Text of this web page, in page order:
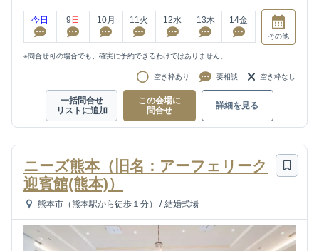
今日 9 日 10月 11火 12水 13木 14金
その他
※問合せ可の場合でも、確実に予約できるわけではありません。
空き枠あり 要相談 空き枠なし
一括問合せ
リストに追加
この会場に
問合せ
詳細を見る
ニーズ熊本（旧名：アーフェリーク
迎賓館(熊本)）
熊本市（熊本駅から徒歩１分） / 結婚式場